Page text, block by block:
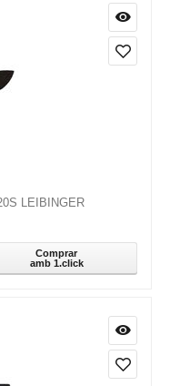
LEIBINGER
Comprar
amb 1.click